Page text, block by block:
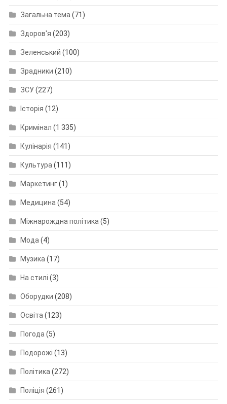
Загальна тема (71)
Здоров'я (203)
Зеленський (100)
Зрадники (210)
ЗСУ(227)
Історія (12)
Кримінал (1 335)
Кулінарія (141)
Культура (111)
Маркетинг(1)
Медицина (54)
Міжнарождна політика (5)
Мода (4)
Музика (17)
На стилі (3)
Оборудки (208)
Освіта (123)
Погода (5)
Подорожі (13)
Політика (272)
Поліція (261)